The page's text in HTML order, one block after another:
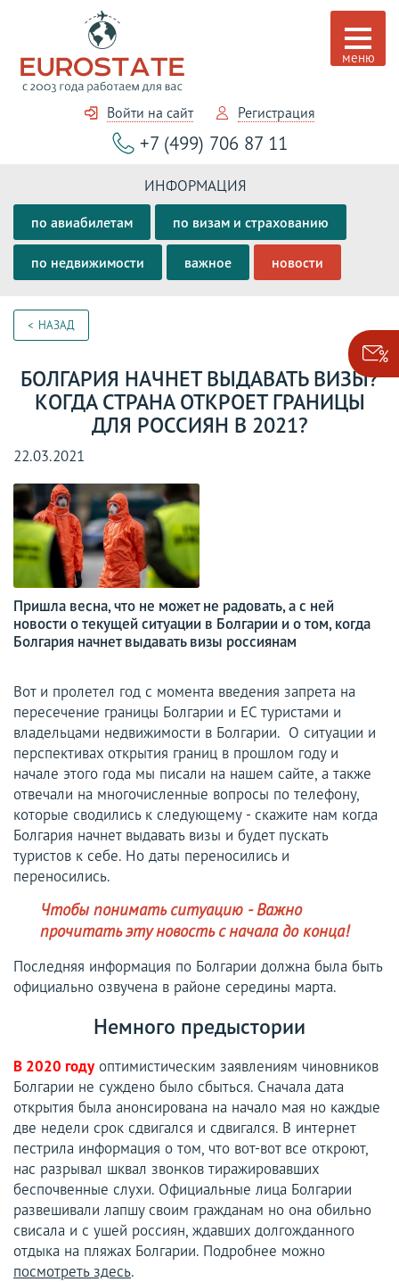
Войти на сайт Регистрация
+7 (499) 706 87 11
ИНФОРМАЦИЯ
по авиабилетам по визам и страхованию
по недвижимости важное новости
НАЗАД
БОЛГАРИЯ НАЧНЕТ ВЫДАВАТЬ ВИЗЫ?
КОГДА СТРАНА ОТКРОЕТ ГРАНИЦЫ
ДЛЯ РОССИЯН В 2021?
22.03.2021
Пришла весна, что не может не радовать, а с ней
новости о текущей ситуации в Болгарии и о том, когда
Болгария начнет выдавать визы россиянам
Вот и пролетел год с момента введения запрета на
пересечение границы Болгарии и ЕС туристами и
владельцами недвижимости в Болгарии. О ситуации и
перспективах открытия границ в прошлом году и
начале этого года мы писали на нашем сайте, а также
отвечали на многочисленные вопросы по телефону,
которые сводились к следующему - скажите нам когда
Болгария начнет выдавать визы и будет пускать
туристов к себе. Но даты переносились и
переносились.
Чтобы понимать ситуацию - Важно
прочитать эту новость с начала до конца!
Последняя информация по Болгарии должна была быть
официально озвучена в районе середины марта.
Немного предыстории
В 2020 годуоптимистическим заявлениям чиновников
Болгарии не суждено было сбыться. Сначала дата
открытия была анонсирована на начало мая но каждые
две недели срок сдвигался и сдвигался. В интернет
пестрила информация о том, что вот-вот все откроют,
нас разрывал шквал звонков тиражировавших
беспочвенные слухи. Официальные лица Болгарии
развешивали лапшу своим гражданам но она обильно
свисала и с ушей россиян, ждавших долгожданного
отдыка на пляжах Болгарии. Подробнее можно
посмотреть здесь.